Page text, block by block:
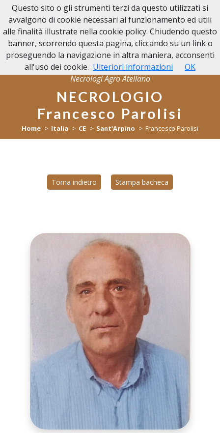
NECROLOGI
AGRO ATELLANO
Necrologi Agro Atellano
NECROLOGIO
Francesco Parolisi
Home Italia CE Sant'Arpino Francesco Parolisi
Torna indietro Stampa bacheca
Questo sito o gli strumenti terzi da questo utilizzati si
avvalgono di cookie necessari al funzionamento ed utili
alle finalità illustrate nella cookie policy. Chiudendo questo
banner, scorrendo questa pagina, cliccando su un link o
proseguendo la navigazione in altra maniera, acconsenti
all'uso dei cookie. Ulteriori informazioni OK